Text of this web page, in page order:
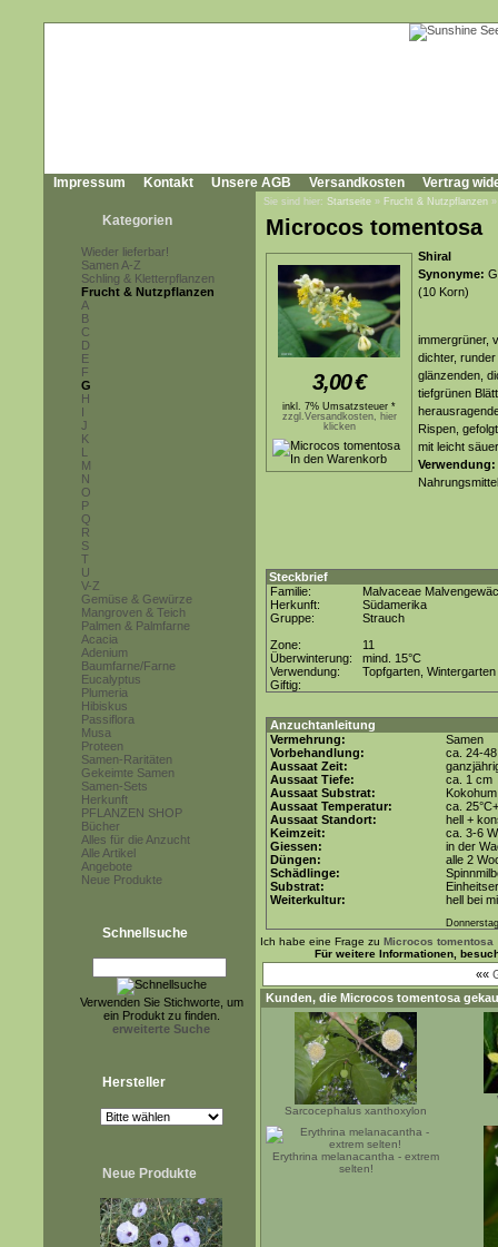
Impressum Kontakt Unsere AGB Versandkosten Vertrag
Kategorien
Wieder lieferbar!
Samen A-Z
Schling & Kletterpflanzen
Frucht & Nutzpflanzen
A
B
C
D
E
F
G
H
I
J
K
L
M
N
O
P
Q
R
S
T
U
V-Z
Gemüse & Gewürze
Mangroven & Teich
Palmen & Palmfarne
Acacia
Adenium
Baumfarne/Farne
Eucalyptus
Plumeria
Hibiskus
Passiflora
Musa
Proteen
Samen-Raritäten
Gekeimte Samen
Samen-Sets
Herkunft
PFLANZEN SHOP
Bücher
Alles für die Anzucht
Alle Artikel
Angebote
Neue Produkte
Schnellsuche
Verwenden Sie Stichworte, um
ein Produkt zu finden.
erweiterte Suche
Hersteller
Neue Produkte
Sie sind hier: Startseite » Frucht & Nutzpflanzen
Microcos tomentosa
3,00€
inkl. 7% Umsatzsteuer *
zzgl.Versandkosten, hier
klicken
Shiral
Synonyme:
(10 Korn)
immergrüner,
dichter,
glänzenden,
tiefgrünen
Rispen,
mit leicht
Verwendung:
Steckbrief
Familie:
Malvaceae
Herkunft:
Südamerika
Gruppe:
Strauch
Zone:
11
Überwinterung:
mind. 15°C
Verwendung:
Topfgarten, Wintergarten
Giftig:
Anzuchtanleitung
Vermehrung:
Samen
Vorbehandlung:
ca. 24-
Aussaat Zeit:
Aussaat Tiefe:
ca. 1 cm
Aussaat Substrat:
Aussaat Temperatur:
ca. 25°C+
Aussaat Standort:
hell +
Keimzeit:
ca. 3-6
Giessen:
in der
Düngen:
alle 2
Schädlinge:
Substrat:
Weiterkultur:
hell bei
Ich habe eine Frage zu Microcos tomentosa
Für weitere Informationen,
««
Kunden, die Microcos tomentosa
Sarcocephalus xanthoxylon
Erythrina melanacantha - extrem
selten!